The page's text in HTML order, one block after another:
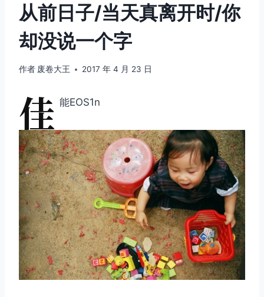
从前日子/当天真离开时/你
却没说一个字
作者 废卷大王 2017 年 4 月 23 日
佳 能EOS1n